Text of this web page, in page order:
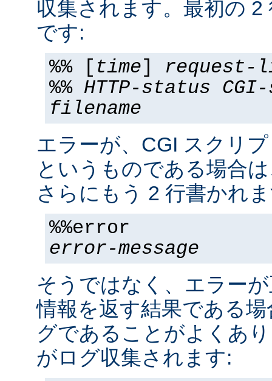
収集されます。最初の 2
です:
%% [ time] request-
%% HTTP-status
filename
エラーが、CGI スクリ
というものである場合
さらにもう 2 行書かれ
%%error
error-message
そうではなく、エラー
情報を返す結果である
グであることがよくあ
がログ収集されます: